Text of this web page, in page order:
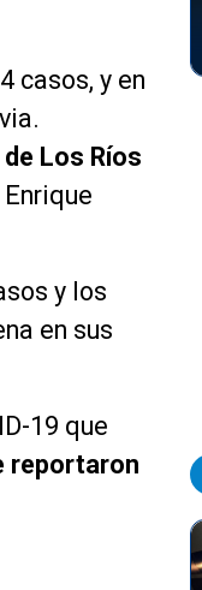
casos, y en
Los Ríos
y los
en sus
19 que
reportaron